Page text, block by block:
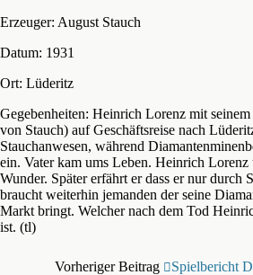
Erzeuger: August Stauch
Datum: 1931
Ort: Lüderitz
Gegebenheiten: Heinrich Lorenz mit
von Stauch) auf Geschäftsreise nach
Stauchanwesen, während
ein. Vater kam ums Leben. Heinrich
Wunder. Später erfährt er dass er nur durch
braucht weiterhin jemanden der seine
Markt bringt. Welcher nach dem Tod
ist. (tl)
Vorheriger Beitrag
Spielbericht